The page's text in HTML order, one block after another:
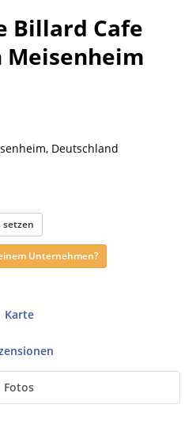
Billard Cafe
Meisenheim
Deutschland
setzen
Unternehmen?
Karte
Fotos